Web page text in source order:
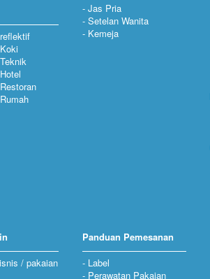
Jas Pria
Setelan Wanita
Kemeja
/ pakaian
Panduan Pemesanan
Label
Perawatan Pakaian